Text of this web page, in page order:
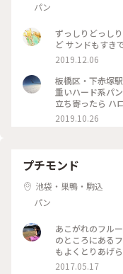
パン
ずっしりどっし
ど サンドもすき
2019.12.06
板橋区・下赤塚
重いハード系パ
立ち寄ったら ハ
パンだけを買う
ルさんをお持ち
と同じ感覚で選
http://
っしり #ブーランジ
ン #ベーグル #板
2019.10.26
プチモンド
池袋・巣鴨・駒込
パン
あこがれのフル
のところにある
もよくとりあげ
た！！提供まで
2017.05.17